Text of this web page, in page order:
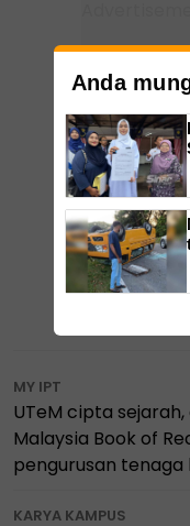
MY IPT
UTeM cipta
Malaysia Book of
pengurusan tenaga
KARYA KAMPUS
Anda